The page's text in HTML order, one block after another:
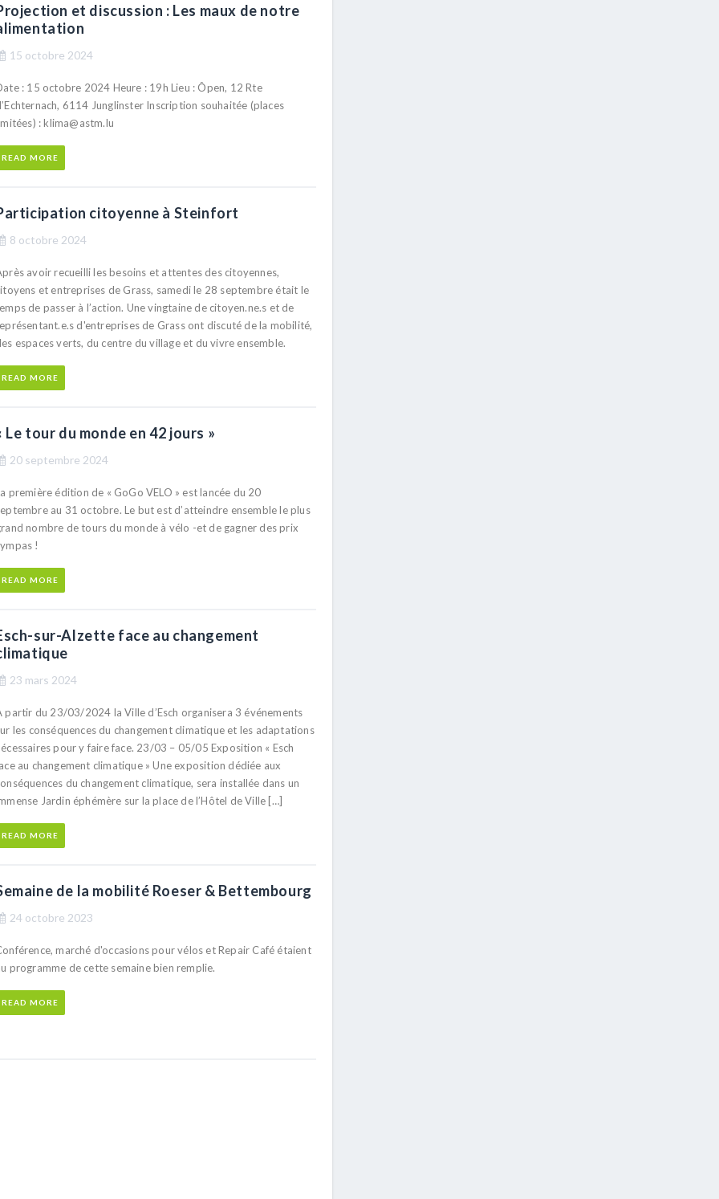
et discussion : Les maux de notre
15 octobre 2024
: 15 octobre 2024 Heure : 19h Lieu : Ôpen, 12 Rte
6114 Junglinster Inscription souhaitée (places
: klima@astm.lu
READ MORE
citoyenne à Steinfort
8 octobre 2024
avoir recueilli les besoins et attentes des citoyennes,
et entreprises de Grass, samedi le 28 septembre était le
de passer à l’action. Une vingtaine de citoyen.ne.s et de
d'entreprises de Grass ont discuté de la mobilité,
espaces verts, du centre du village et du vivre ensemble.
READ MORE
Le tour du monde en 42 jours »
20 septembre 2024
première édition de « GoGo VELO » est lancée du 20
au 31 octobre. Le but est d’atteindre ensemble le plus
nombre de tours du monde à vélo -et de gagner des prix
!
READ MORE
sur-Alzette face au changement
23 mars 2024
partir du 23/03/2024 la Ville d’Esch organisera 3 événements
les conséquences du changement climatique et les adaptations
pour y faire face. 23/03 – 05/05 Exposition « Esch
au changement climatique » Une exposition dédiée aux
du changement climatique, sera installée dans un
Jardin éphémère sur la place de l’Hôtel de Ville […]
READ MORE
de la mobilité Roeser & Bettembourg
24 octobre 2023
marché d'occasions pour vélos et Repair Café étaient
programme de cette semaine bien remplie.
READ MORE